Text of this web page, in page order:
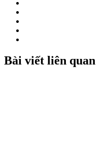
Bài viết liên quan